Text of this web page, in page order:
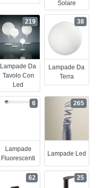
Solare
Lampade Da
Tavolo Con
Led
219
Lampade Da
Terra
38
Lampade
Fluorescenti
6
Lampade Led
265
62 25